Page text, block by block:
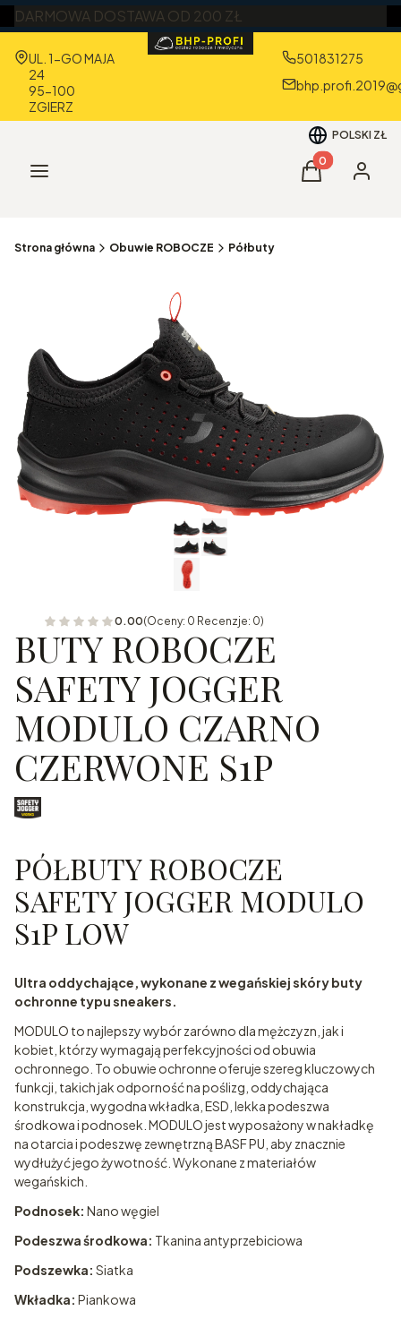
DARMOWA DOSTAWA OD 200 ZŁ
Adres:
UL. 1-GO MAJA
24
95-100
ZGIERZ
501831275
POLSKI ZŁ
Menu Produkty w
Koszyk
Strona główna Obuwie ROBOCZE Półbuty
0.00(Oceny: 0 Recenzje: 0)
BUTY ROBOCZE
SAFETY JOGGER
MODULO CZARNO
CZERWONE S1P
PÓŁBUTY ROBOCZE
SAFETY JOGGER MODULO
S1P LOW
Ultra oddychające, wykonane z wegańskiej skóry buty
ochronne typu sneakers.
MODULO to najlepszy wybór zarówno dla mężczyzn, jak i
kobiet, którzy wymagają perfekcyjności od obuwia
ochronnego. To obuwie ochronne oferuje szereg kluczowych
funkcji, takich jak odporność na poślizg, oddychająca
konstrukcja, wygodna wkładka, ESD, lekka podeszwa
środkowa i podnosek. MODULO jest wyposażony w nakładkę
na otarcia i podeszwę zewnętrzną BASF PU, aby znacznie
wydłużyć jego żywotność. Wykonane z materiałów
wegańskich.
Podnosek: Nano węgiel
Podeszwa środkowa: Tkanina antyprzebiciowa
Podszewka: Siatka
Wkładka: Piankowa